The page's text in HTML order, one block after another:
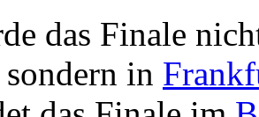
das Finale
in